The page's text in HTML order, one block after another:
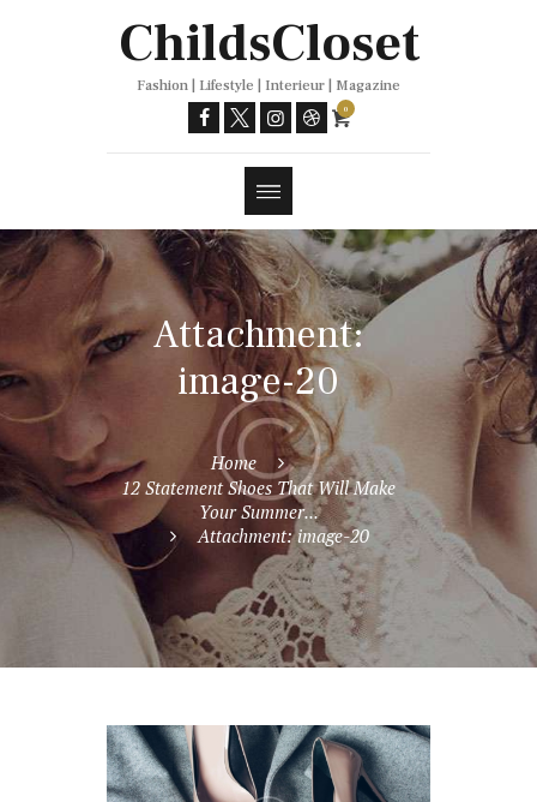
ChildsCloset
Fashion | Lifestyle | Interieur | Magazine
0
Attachment:
image-20
Home
12 Statement Shoes That Will Make
Your Summer...
Attachment: image-20